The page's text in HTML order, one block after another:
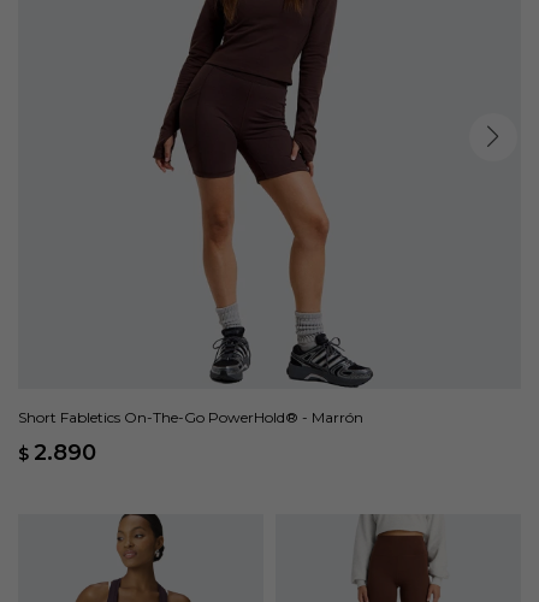
Short Fabletics On-The-Go PowerHold® - Marrón
$ 2.890